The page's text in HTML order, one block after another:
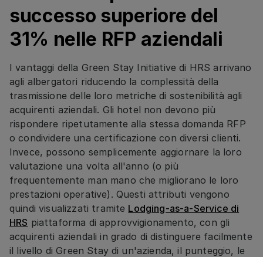
successo superiore del
31% nelle RFP aziendali
I vantaggi della Green Stay Initiative di HRS arrivano
agli albergatori riducendo la complessità della
trasmissione delle loro metriche di sostenibilità agli
acquirenti aziendali. Gli hotel non devono più
rispondere ripetutamente alla stessa domanda RFP
o condividere una certificazione con diversi clienti.
Invece, possono semplicemente aggiornare la loro
valutazione una volta all'anno (o più
frequentemente man mano che migliorano le loro
prestazioni operative). Questi attributi vengono
quindi visualizzati tramite Lodging-as-a-Service di
HRS piattaforma di approvvigionamento, con gli
acquirenti aziendali in grado di distinguere facilmente
il livello di Green Stay di un'azienda, il punteggio, le